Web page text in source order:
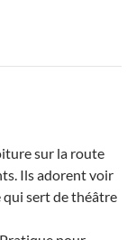
sur la route
Ils adorent voir
qui sert de théâtre